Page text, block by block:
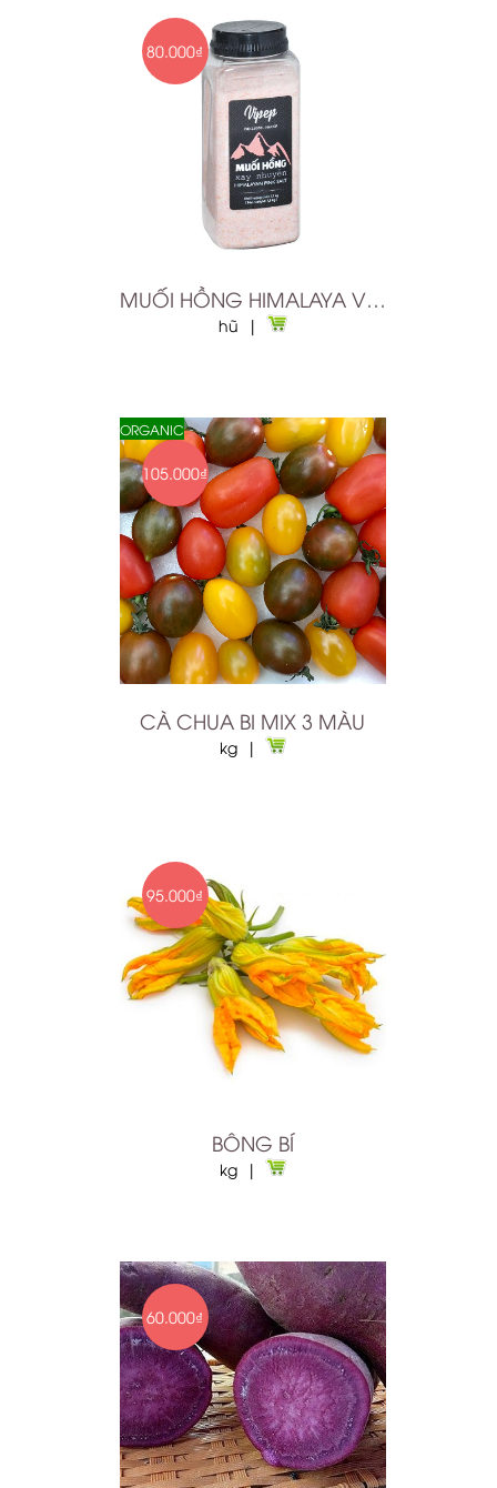
MỘC NHĨ KHÔ
25.000₫
túi 50gr
80.000₫
MUỐI HỒNG HIMALAYA VIPEP XAY NHUYỄN 1.1KG
hũ |
ORGANIC
105.000₫
CÀ CHUA BI MIX 3 MÀU
kg |
95.000₫
BÔNG BÍ
kg |
60.000₫